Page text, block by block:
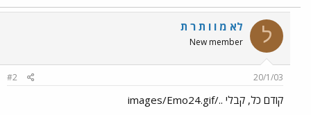
ל לא מ ו ו ת ר ת
New member
20/1/03
#2
קודם כל, קבלי ../images/Emo24.gif